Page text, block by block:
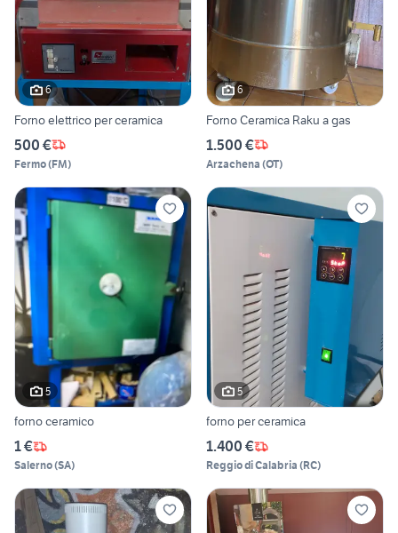
6
Forno elettrico per ceramica
500 €
Fermo(FM)
6
Forno Ceramica Raku a gas
1.500 €
Arzachena (OT)
5
forno ceramico
1 €
Salerno(SA)
5
forno per ceramica
1.400 €
Reggio di Calabria (RC)